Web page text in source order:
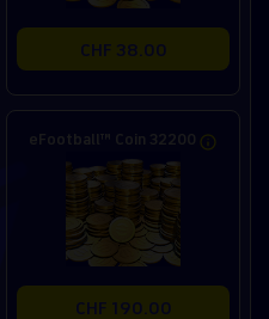
CHF 38.00
eFootball™ Coin 32200
CHF 190.00